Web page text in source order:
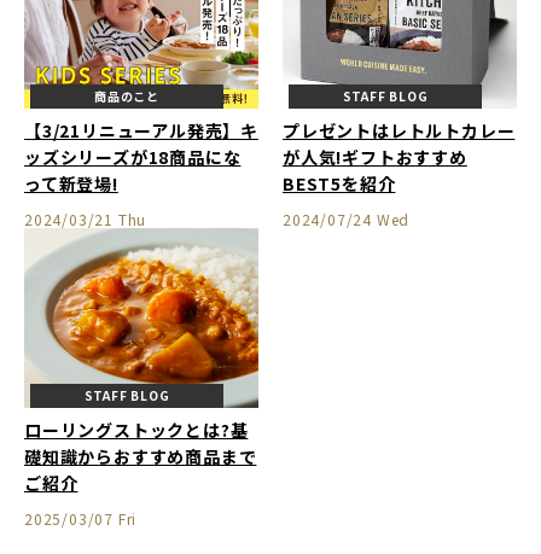
商品のこと
2024/03/21 Thu
【3/21リニューアル発売】キ
ッズシリーズが18商品にな
って新登場!
STAFF BLOG
2024/07/24 Wed
プレゼントはレトルトカレー
が人気!ギフトおすすめ
BEST5を紹介
STAFF BLOG
2025/03/07 Fri
ローリングストックとは?基
礎知識からおすすめ商品まで
ご紹介